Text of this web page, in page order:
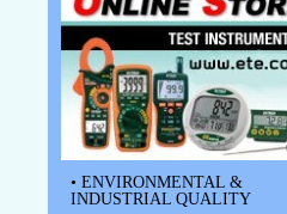
• ENVIRONMENTAL &
INDUSTRIAL QUALITY